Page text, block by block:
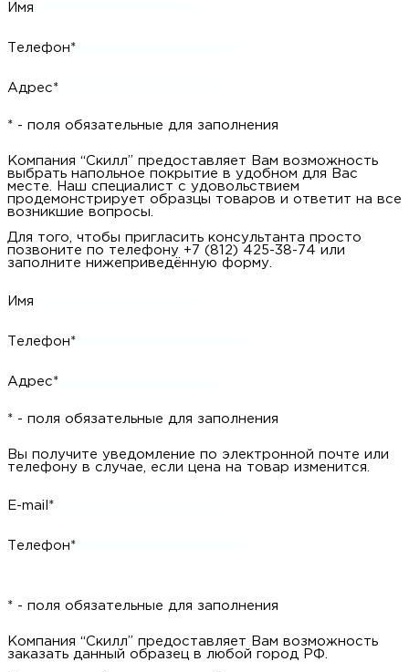
Имя
Телефон*
Адрес*
* - поля обязательные для заполнения
Компания “Скилл” предоставляет Вам возможность
выбрать напольное покрытие в удобном для Вас
месте. Наш специалист с удовольствием
продемонстрирует образцы товаров и ответит на все
возникшие вопросы.
Для того, чтобы пригласить консультанта просто
позвоните по телефону +7 (812) 425-38-74 или
заполните нижеприведённую форму.
Имя
Телефон*
Адрес*
* - поля обязательные для заполнения
Вы получите уведомление по электронной почте или
телефону в случае, если цена на товар изменится.
E-mail*
Телефон*
* - поля обязательные для заполнения
Компания “Скилл” предоставляет Вам возможность
заказать данный образец в любой город РФ.